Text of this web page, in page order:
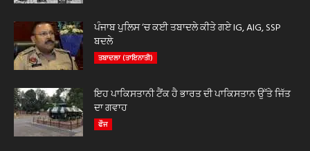
ਪੰਜਾਬ ਪੁਲਿਸ ‘ਚ ਕਈ ਤਬਾਦਲੇ ਕੀਤੇ ਗਏ IG, AIG, SSP
ਬਦਲੇ
ਤਬਾਦਲਾ (ਤਾਇਨਾਤੀ)
ਇਹ ਪਾਕਿਸਤਾਨੀ ਟੈਂਕ ਹੈ ਭਾਰਤ ਦੀ ਪਾਕਿਸਤਾਨ ਉੱਤੇ ਜਿੱਤ
ਦਾ ਗਵਾਹ
ਫੌਜ